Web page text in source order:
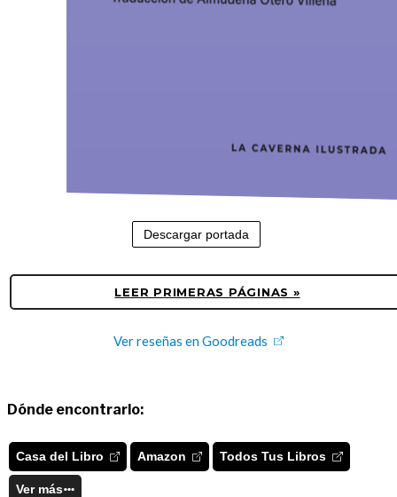
Descargar portada
LEER PRIMERAS PÁGINAS »
Ver reseñas en Goodreads
Dónde encontrarlo:
Casa del Libro Amazon Todos Tus Libros
Ver más